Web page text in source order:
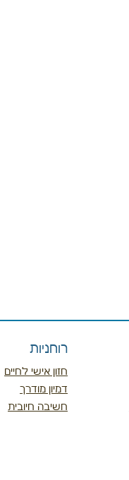
רוחניות
חזון אישי לחיים
דמיון מודרך
חשיבה חיובית